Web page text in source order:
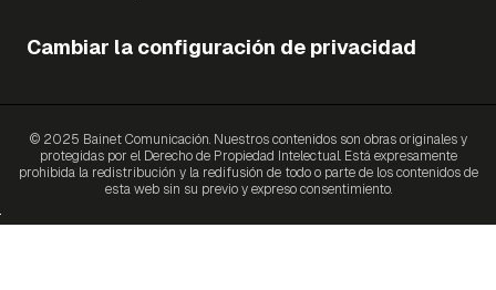
Cambiar la configuración de privacidad
© 2025 Bainet Comunicación. Nuestros contenidos son obras originales y
protegidas por el Derecho de Propiedad Intelectual. Está expresamente
prohibida la redistribución y la redifusión de todo o parte de los contenidos de
esta web sin su previo y expreso consentimiento.